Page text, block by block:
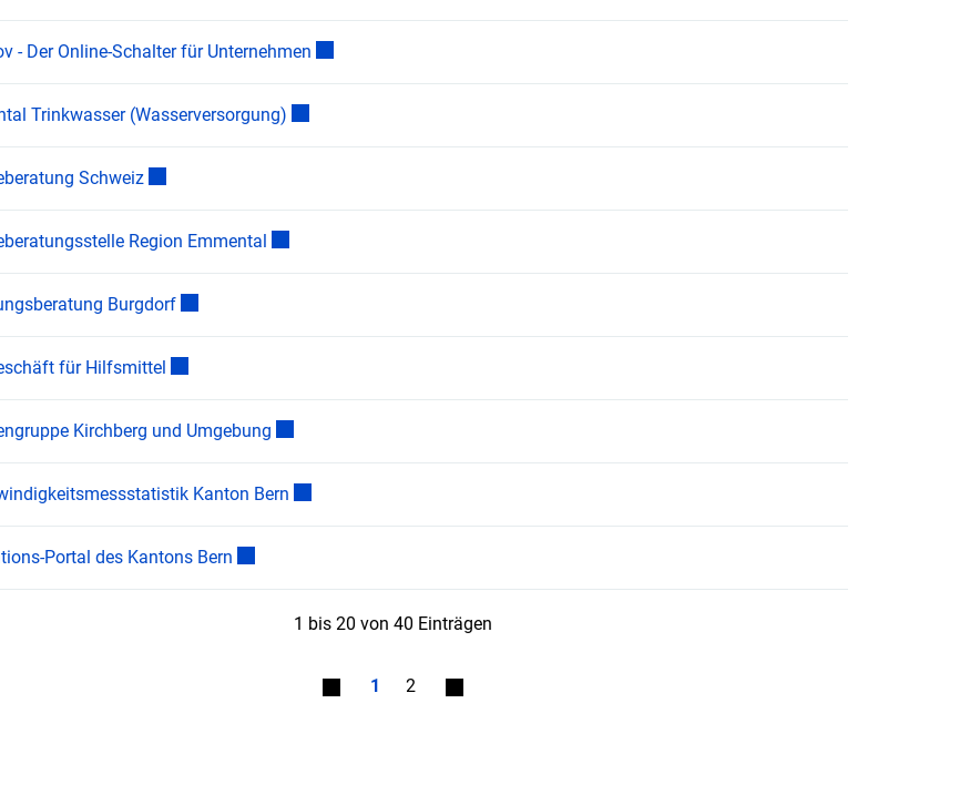
- Der Online-Schalter für Unternehmen
Trinkwasser (Wasserversorgung)
SchweizExterner Link wird in einem neuen Fenster geöffnet.
Region Emmental
BurgdorfExterner Link wird in einem neuen Fenster geöffnet.
für Hilfsmittel
Kirchberg und Umgebung
Kanton Bern
Portal des Kantons Bern
1 bis 20 von 40 Einträgen
1 2